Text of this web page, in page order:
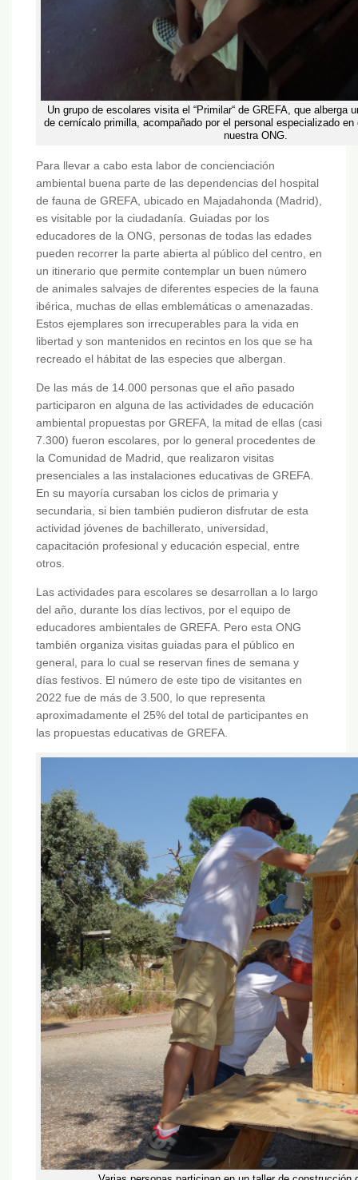
Un grupo de escolares visita el “Primilar“ de GREFA, que alberga
de cernícalo primilla, acompañado por el personal especializado
nuestra ONG.
Para llevar a cabo esta labor de concienciación
ambiental buena parte de las dependencias del hospital
de fauna de GREFA, ubicado en Majadahonda (Madrid),
es visitable por la ciudadanía. Guiadas por los
educadores de la ONG, personas de todas las edades
pueden recorrer la parte abierta al público del centro, en
un itinerario que permite contemplar un buen número
de animales salvajes de diferentes especies de la fauna
ibérica, muchas de ellas emblemáticas o amenazadas.
Estos ejemplares son irrecuperables para la vida en
libertad y son mantenidos en recintos en los que se ha
recreado el hábitat de las especies que albergan.
De las más de 14.000 personas que el año pasado
participaron en alguna de las actividades de educación
ambiental propuestas por GREFA, la mitad de ellas (casi
7.300) fueron escolares, por lo general procedentes de
la Comunidad de Madrid, que realizaron visitas
presenciales a las instalaciones educativas de GREFA.
En su mayoría cursaban los ciclos de primaria y
secundaria, si bien también pudieron disfrutar de esta
actividad jóvenes de bachillerato, universidad,
capacitación profesional y educación especial, entre
otros.
Las actividades para escolares se desarrollan a lo largo
del año, durante los días lectivos, por el equipo de
educadores ambientales de GREFA. Pero esta ONG
también organiza visitas guiadas para el público en
general, para lo cual se reservan fines de semana y
días festivos. El número de este tipo de visitantes en
2022 fue de más de 3.500, lo que representa
aproximadamente el 25% del total de participantes en
las propuestas educativas de GREFA.